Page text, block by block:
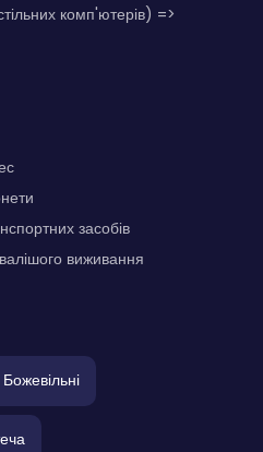
комп'ютерів) =>
засобів
виживання
Божевільні